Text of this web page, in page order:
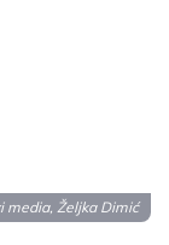
media, Željka Dimić